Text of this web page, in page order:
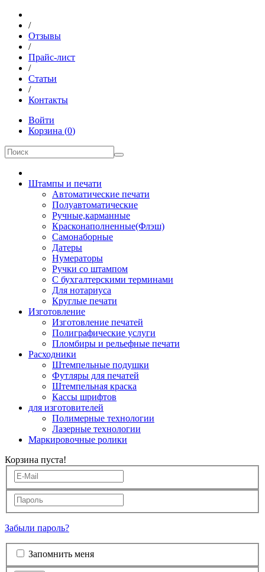
/
Отзывы
/
Прайс-лист
/
Статьи
/
Контакты
Войти
Корзина (0)
Штампы и печати
Автоматические печати
Полуавтоматические
Ручные,карманные
Красконаполненные(Флэш)
Самонаборные
Датеры
Нумераторы
Ручки со штампом
С бухгалтерскими терминами
Для нотариуса
Круглые печати
Изготовление
Изготовление печатей
Полиграфические услуги
Пломбиры и рельефные печати
Расходники
Штемпельные подушки
Футляры для печатей
Штемпельная краска
Кассы шрифтов
для изготовителей
Полимерные технологии
Лазерные технологии
Маркировочные ролики
Корзина пуста!
Забыли пароль?
Запомнить меня